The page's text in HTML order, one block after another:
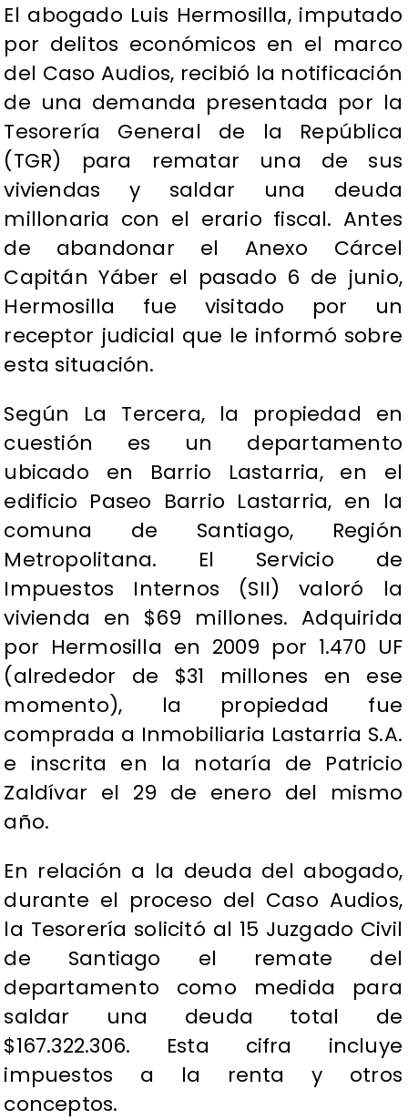
El abogado Luis Hermosilla, imputado
por delitos económicos en el marco
del Caso Audios, recibió la notificación
de una demanda presentada por la
Tesorería General de la República
(TGR) para rematar una de sus
viviendas y saldar una deuda
millonaria con el erario fiscal. Antes
de abandonar el Anexo Cárcel
Capitán Yáber el pasado 6 de junio,
Hermosilla fue visitado por un
receptor judicial que le informó sobre
esta situación.
Según La Tercera, la propiedad en
cuestión es un departamento
ubicado en Barrio Lastarria, en el
edificio Paseo Barrio Lastarria, en la
comuna de Santiago, Región
Metropolitana. El Servicio de
Impuestos Internos (SII) valoró la
vivienda en $69 millones. Adquirida
por Hermosilla en 2009 por 1.470 UF
(alrededor de $31 millones en ese
momento), la propiedad fue
comprada a Inmobiliaria Lastarria S.A.
e inscrita en la notaría de Patricio
Zaldívar el 29 de enero del mismo
año.
En relación a la deuda del abogado,
durante el proceso del Caso Audios,
la Tesorería solicitó al 15 Juzgado Civil
de Santiago el remate del
departamento como medida para
saldar una deuda total de
$167.322.306. Esta cifra incluye
impuestos a la renta y otros
conceptos.